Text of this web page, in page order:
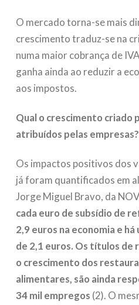
O mercado torna-se mais
crescimento traduz-se na
numa maior cobrança de
ganha ainda ao reduzir a
aos impostos.
Qual o crescimento criado
atribuídos pelas empresas?
Os impactos positivos dos
já foram quantificados em
Jorge Miguel Bravo, da
cada euro de subsídio de
2,9 euros na economia e
de 2,1 euros. Os títulos de
o crescimento dos
alimentares, são ainda
34 mil empregos (2). O